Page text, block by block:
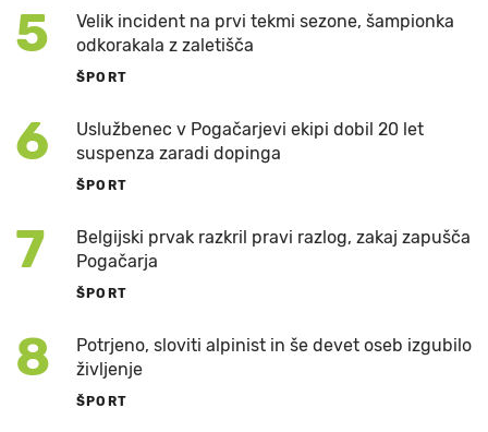
5
Velik incident na prvi tekmi sezone, šampionka
odkorakala z zaletišča
ŠPORT
6
Uslužbenec v Pogačarjevi ekipi dobil 20 let
suspenza zaradi dopinga
ŠPORT
7
Belgijski prvak razkril pravi razlog, zakaj zapušča
Pogačarja
ŠPORT
8
Potrjeno, sloviti alpinist in še devet oseb izgubilo
življenje
ŠPORT